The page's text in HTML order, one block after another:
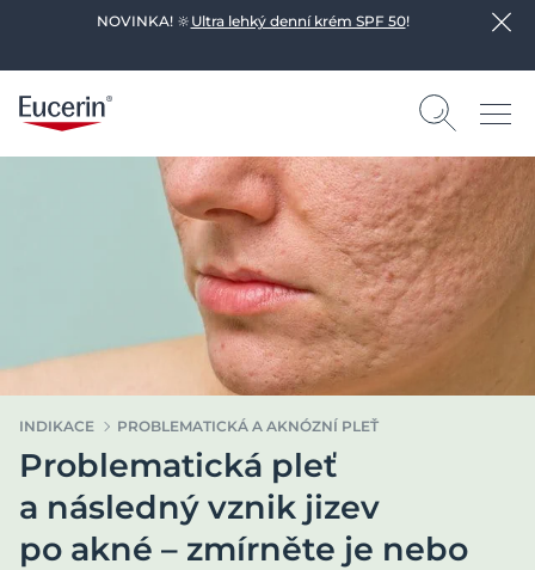
NOVINKA! 🔆 Ultra lehký denní krém SPF 50!
INDIKACE PROBLEMATICKÁ A AKNÓZNÍ PLEŤ
Problematická pleť
a následný vznik jizev
po akné – zmírněte je nebo